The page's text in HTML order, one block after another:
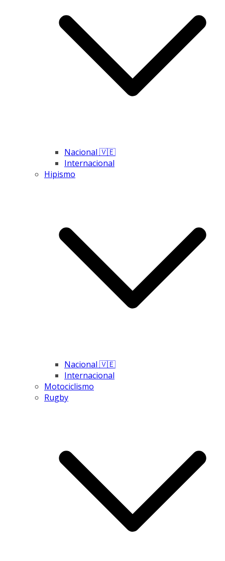
Nacional 🇻🇪
Internacional
Hipismo
Nacional 🇻🇪
Internacional
Motociclismo
Rugby